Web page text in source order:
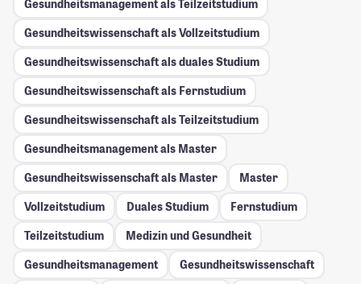
Gesundheitsmanagement als Teilzeitstudium
Gesundheitswissenschaft als Vollzeitstudium
Gesundheitswissenschaft als duales Studium
Gesundheitswissenschaft als Fernstudium
Gesundheitswissenschaft als Teilzeitstudium
Gesundheitsmanagement als Master
Gesundheitswissenschaft als Master
Master
Vollzeitstudium
Duales Studium
Fernstudium
Teilzeitstudium
Medizin und Gesundheit
Gesundheitsmanagement
Gesundheitswissenschaft